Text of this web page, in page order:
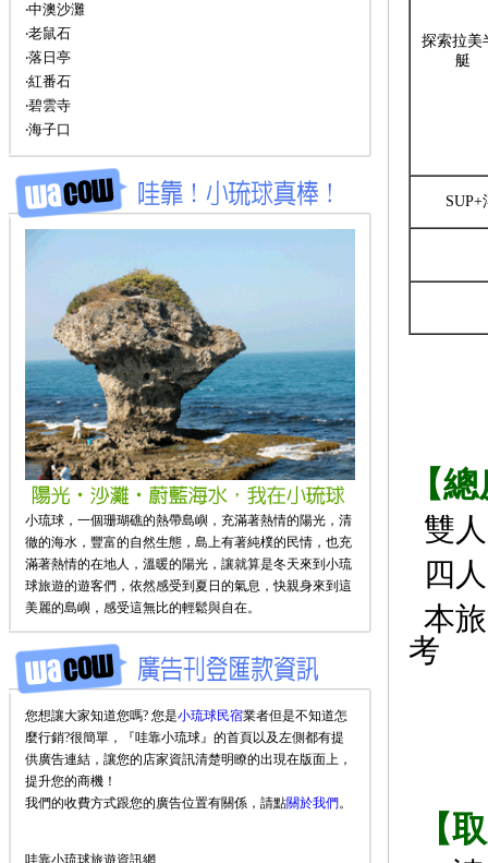
‧中澳沙灘
‧老鼠石
‧落日亭
‧紅番石
‧碧雲寺
‧海子口
小琉球，一個珊瑚礁的熱帶島嶼，充滿著熱情的陽光，清
徹的海水，豐富的自然生態，島上有著純樸的民情，也充
滿著熱情的在地人，溫暖的陽光，讓就算是冬天來到小琉
球旅遊的遊客們，依然感受到夏日的氣息，快親身來到這
美麗的島嶼，感受這無比的輕鬆與自在。
您想讓大家知道您嗎? 您是小琉球民宿業者但是不知道怎
麼行銷?很簡單，『哇靠小琉球』的首頁以及左側都有提
供廣告連結，讓您的店家資訊清楚明瞭的出現在版面上，
提升您的商機！
我們的收費方式跟您的廣告位置有關係，請點關於我們。
哇靠小琉球旅遊資訊網
探索拉美
艇
【
雙
四
本
考
【